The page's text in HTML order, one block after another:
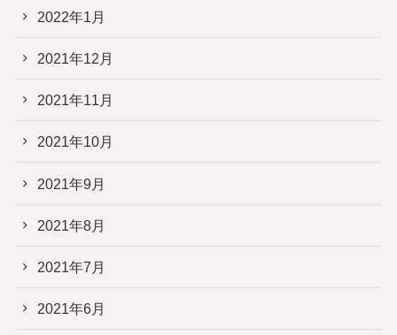
2022年1月
2021年12月
2021年11月
2021年10月
2021年9月
2021年8月
2021年7月
2021年6月